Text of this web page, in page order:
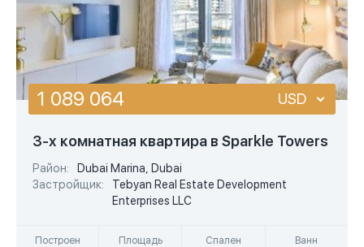
3-х комнатная квартира в Sparkle Towers
Район:
Dubai Marina, Dubai
Застройщик:
Tebyan Real Estate Development
Enterprises LLC
Построен Площадь Спален Ванн
1 089 064 USD